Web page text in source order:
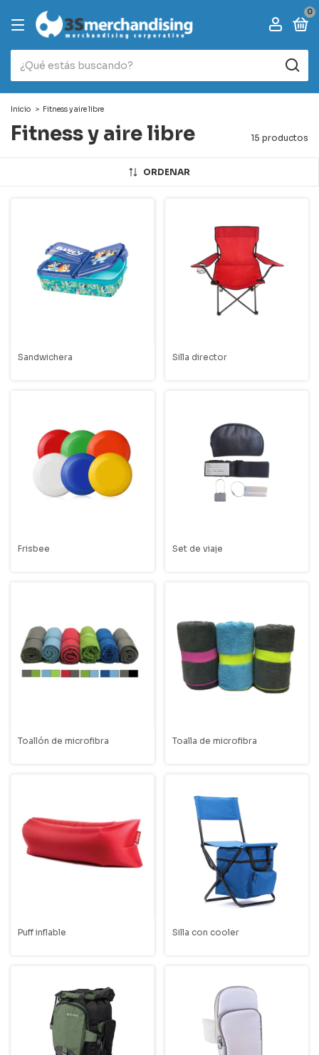
0
Inicio > Fitness y aire libre
Fitness y aire libre 15 productos
ORDENAR
Sandwichera Silla director
Frisbee Set de viaje
Toallón de microfibra Toalla de microfibra
Puff inflable Silla con cooler